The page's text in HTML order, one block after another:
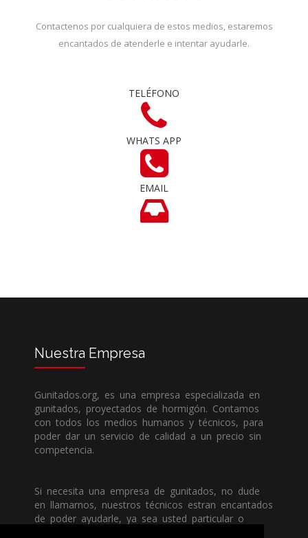
Contactenos por cualquiera de estos medios, estaremos
encantados de atenderle e intentar ayudarle.
TELÉFONO
WHATS APP
EMAIL
Nuestra Empresa
Gunitados.org, es una empresa especializada en
gunitados, proyectados de hormigón. Contamos
con todos los medios humanos y técnicos, para
poder dar un servicio de calidad a un precio sin
competencia.
Si necesita una empresa de gunitados, no dude
en llamarnos, nuestros técnicos estran encantados
de poder ayudarle, ya sea usted particular o